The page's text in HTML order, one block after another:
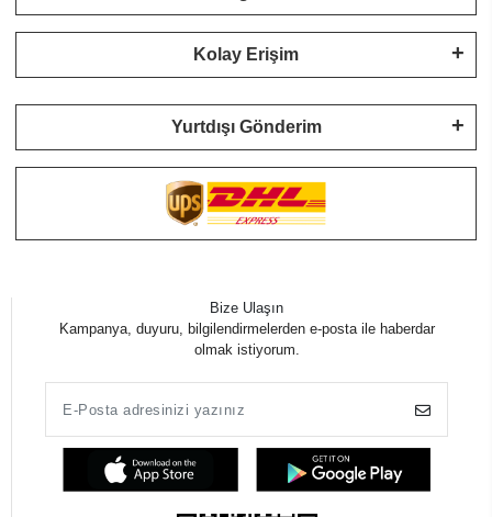
Kolay Erişim
Yurtdışı Gönderim
Bize Ulaşın
Kampanya, duyuru, bilgilendirmelerden e-posta ile haberdar
olmak istiyorum.